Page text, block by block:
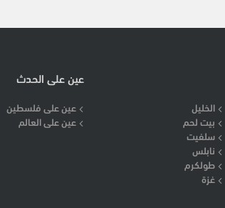
الخليل
بيت لحم
سلفيت
نابلس
طولكرم
غزة
عين على الحدث
عين على فلسطين
عين على العالم